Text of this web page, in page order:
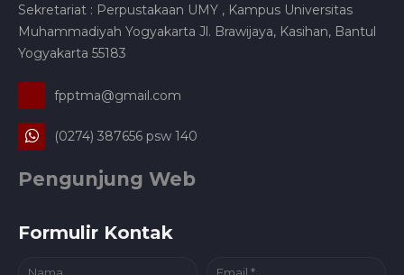
Sekretariat : Perpustakaan UMY , Kampus Universitas
Muhammadiyah Yogyakarta Jl. Brawijaya, Kasihan, Bantul
Yogyakarta 55183
fpptma@gmail.com
(0274) 387656 psw 140
Pengunjung Web
Formulir Kontak